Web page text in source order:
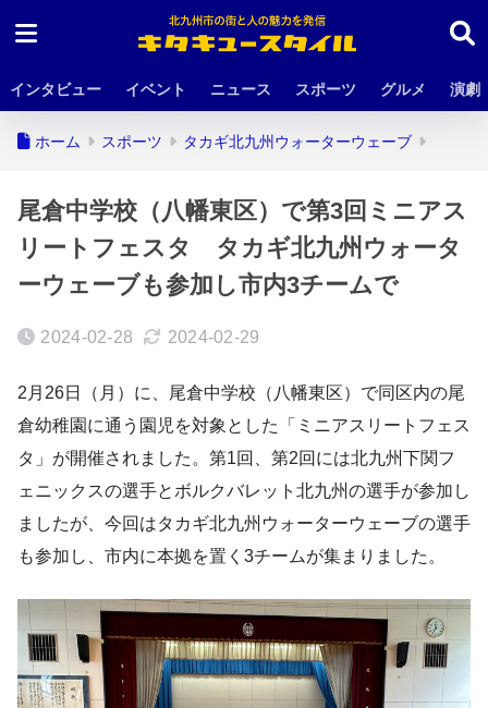
インタビュー イベント ニュース スポーツ グルメ 演劇
ホーム スポーツ タカギ北九州ウォーターウェーブ
尾倉中学校（八幡東区）で第3回ミニアス
リートフェスタ タカギ北九州ウォータ
ーウェーブも参加し市内3チームで
2024-02-28 2024-02-29
2月26日（月）に、尾倉中学校（八幡東区）で同区内の尾
倉幼稚園に通う園児を対象とした「ミニアスリートフェス
タ」が開催されました。第1回、第2回には北九州下関フ
ェニックスの選手とボルクバレット北九州の選手が参加し
ましたが、今回はタカギ北九州ウォーターウェーブの選手
も参加し、市内に本拠を置く3チームが集まりました。